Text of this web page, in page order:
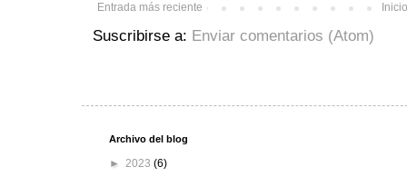
Entrada más reciente Inicio
Suscribirse a: Enviar comentarios (Atom)
Archivo del blog
► 2023 (6)